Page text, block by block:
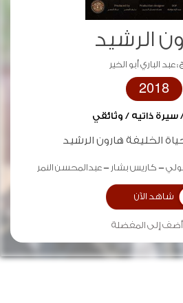
الرشيد
:عبد الباري أبو الخير
2018
سيرة ذاتيه / وثائقي
الخليفة هارون الرشيد
كاريس بشار عبدالمحسن النمر
شاهد الآن
أضف إلى المفضلة